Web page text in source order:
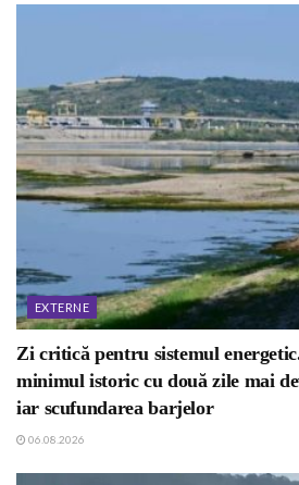
EXTERNE
Zi critică pentru sistemul
minimul istoric cu două zile mai
iar scufundarea barjelor
06.08.2026